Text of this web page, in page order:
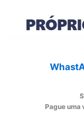
Pague uma